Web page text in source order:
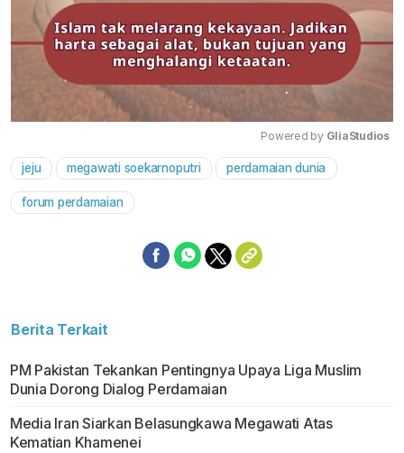
Mute
Powered by GliaStudios
jeju megawati soekarnoputri perdamaian dunia
forum perdamaian
Berita Terkait
PM Pakistan Tekankan Pentingnya Upaya Liga Muslim
Dunia Dorong Dialog Perdamaian
Media Iran Siarkan Belasungkawa Megawati Atas
Kematian Khamenei